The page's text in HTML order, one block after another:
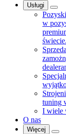
Usługi
w
świecie.
tuning
I wiele
O nas
Więcej